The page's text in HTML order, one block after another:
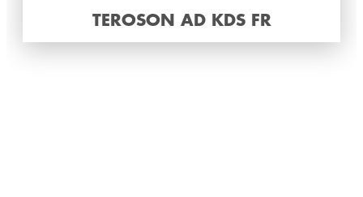
TEROSON AD KDS FR